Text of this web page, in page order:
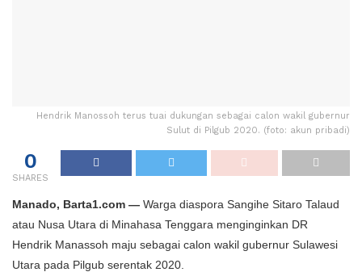
Hendrik Manossoh terus tuai dukungan sebagai calon wakil gubernur
Sulut di Pilgub 2020. (foto: akun pribadi)
0
SHARES
Manado, Barta1.com — Warga diaspora Sangihe Sitaro Talaud
atau Nusa Utara di Minahasa Tenggara menginginkan DR
Hendrik Manassoh maju sebagai calon wakil gubernur Sulawesi
Utara pada Pilgub serentak 2020.